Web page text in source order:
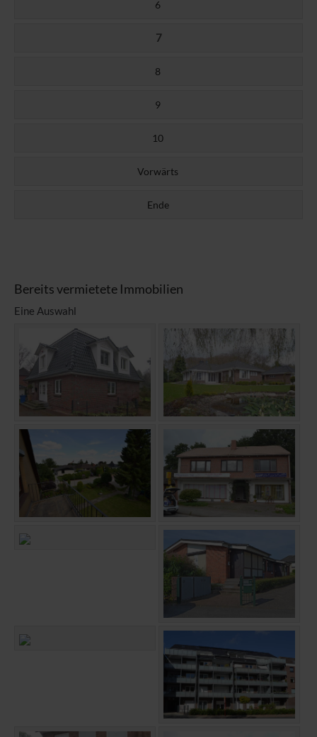
6
7
8
9
10
Vorwärts
Ende
Bereits vermietete Immobilien
Eine Auswahl